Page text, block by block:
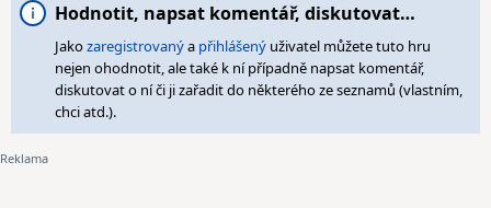
Hodnotit, napsat komentář, diskutovat…
Jakozaregistrovanýa přihlášený uživatel můžete tuto hru
nejen ohodnotit, ale také k ní případně napsat komentář,
diskutovat o ní či ji zařadit do některého ze seznamů (vlastním,
chci atd.).